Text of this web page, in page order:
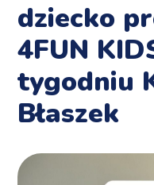
dziecko
4FUN
tygodniu
Błaszek